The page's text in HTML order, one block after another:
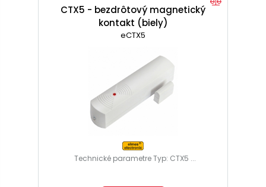
CTX5 - bezdrôtový magnetický
kontakt (biely)
eCTX5
Technické parametre Typ: CTX5 ...